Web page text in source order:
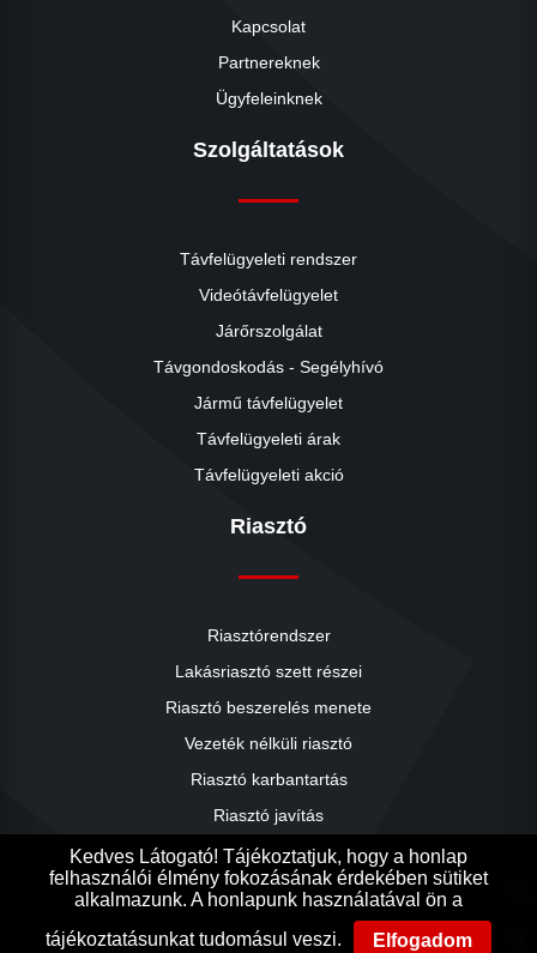
Kapcsolat
Partnereknek
Ügyfeleinknek
Szolgáltatások
Távfelügyeleti rendszer
Videótávfelügyelet
Járőrszolgálat
Távgondoskodás - Segélyhívó
Jármű távfelügyelet
Távfelügyeleti árak
Távfelügyeleti akció
Riasztó
Riasztórendszer
Lakásriasztó szett részei
Riasztó beszerelés menete
Vezeték nélküli riasztó
Riasztó karbantartás
Riasztó javítás
Riasztók árai
Riasztó akció
Kedves Látogató! Tájékoztatjuk, hogy a honlap
felhasználói élmény fokozásának érdekében sütiket
alkalmazunk. A honlapunk használatával ön a
tájékoztatásunkat tudomásul veszi.
Elfogadom